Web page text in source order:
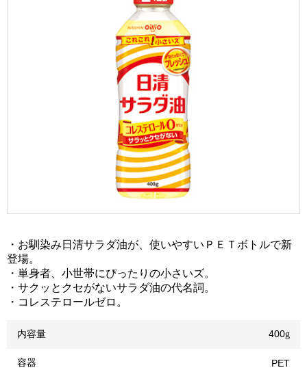
・お馴染み日清サラダ油が、使いやすいＰＥＴボトルで新
登場。
・単身者、小世帯にぴったりの小さいズ。
・サクッとクセがないサラダ油の代名詞。
・コレステロールゼロ。
内容量 400g
容器 PET